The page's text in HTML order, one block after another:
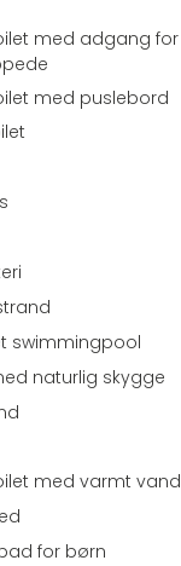
med adgang for
med puslebord
swimmingpool
naturlig skygge
med varmt vand
for børn